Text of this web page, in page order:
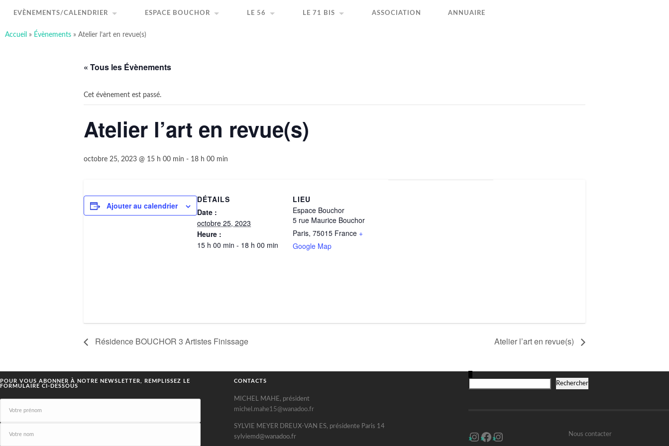
art-sous-x
Association ayant pour but de favoriser et promouvoir la création artistique
EVÈNEMENTS/CALENDRIER ESPACE BOUCHOR LE 56 LE 71 BIS ASSOCIATION ANNUAIRE
Accueil » Évènements » Atelier l’art en revue(s)
« Tous les Évènements
Cet évènement est passé.
Atelier l’art en revue(s)
octobre 25, 2023 @ 15 h 00 min - 18 h 00 min
Ajouter au calendrier
DÉTAILS
Date :
octobre 25, 2023
Heure :
15 h 00 min - 18 h 00 min
LIEU
Espace Bouchor
5 rue Maurice Bouchor
Paris, 75015 France +
Google Map
Résidence BOUCHOR 3 Artistes Finissage Atelier l’art en revue(s)
POUR VOUS ABONNER À NOTRE NEWSLETTER, REMPLISSEZ LE
FORMULAIRE CI-DESSOUS
CONTACTS
MICHEL MAHE, président
michel.mahe15@wanadoo.fr
SYLVIE MEYER DREUX-VAN ES, présidente Paris 14
sylviemd@wanadoo.fr
Rechercher
Instagram Facebook Instagram Nous contacter